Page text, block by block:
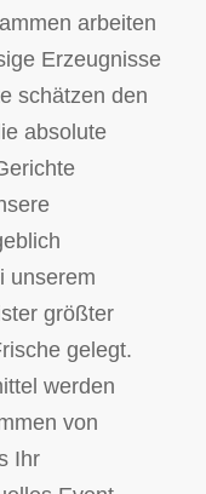
arbeiten
Erzeugnisse
schätzen den
absolute
unserem
größter
gelegt.
werden
von
Ihr